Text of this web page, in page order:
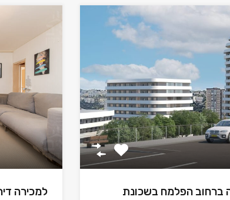
ברחוב הפלמח בשכונת
למכירה